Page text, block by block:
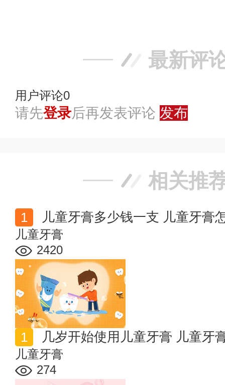
最新评
用户评论0
请先登录后再发表评论 发布
相关推
儿童牙膏多少钱一支 儿童牙膏
儿童牙膏
2420
几岁开始使用儿童牙膏 儿童牙
儿童牙膏
274